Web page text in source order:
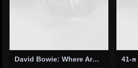
David Bowie: Where Are We Now